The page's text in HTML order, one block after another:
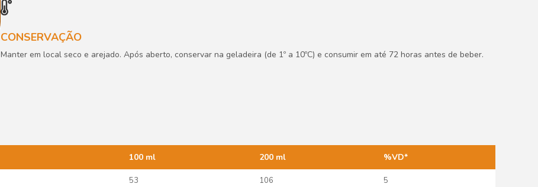
CONSERVAÇÃO
Manter em local seco e arejado. Após aberto, conservar na geladeira (de 1º a 10ºC) e consumir em até 72 horas antes de beber.
100 ml 200 ml %VD*
53 106 5